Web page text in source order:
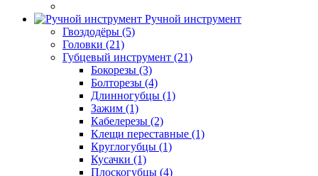
Ручной инструмент
Гвоздодёры (5)
Головки (21)
Губцевый инструмент (21)
Бокорезы (3)
Болторезы (4)
Длинногубцы (1)
Зажим (1)
Кабелерезы (2)
Клещи переставные (1)
Круглогубцы (1)
Кусачки (1)
Плоскогубцы (4)